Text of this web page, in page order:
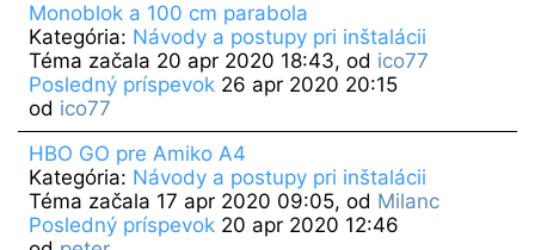
Monoblok a 100 cm parabola
Kategória: Návody a postupy pri inštalácii
Téma začala 20 apr 2020 18:43, od ico77
Posledný príspevok26 apr 2020 20:15
od ico77
HBO GO pre Amiko A4
Kategória: Návody a postupy pri inštalácii
Téma začala 17 apr 2020 09:05, od Milanc
Posledný príspevok20 apr 2020 12:46